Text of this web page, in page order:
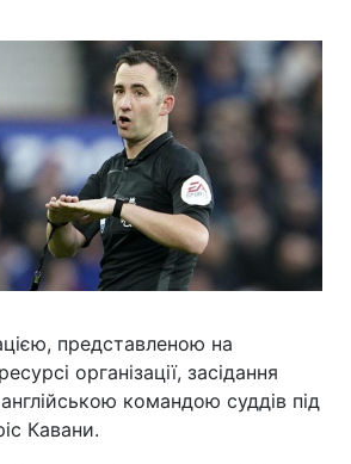
представленою на
організації, засідання
командою суддів під
Кавани.